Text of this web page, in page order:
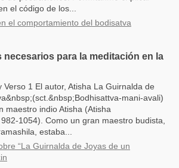
el código de los...
el comportamiento del bodisatva
necesarios para la meditación en la
Verso 1 El autor, Atisha La Guirnalda de
mani-avali)
maestro indio Atisha (Atisha
1054). Como un gran maestro budista,
estaba...
“La Guirnalda de Joyas de un